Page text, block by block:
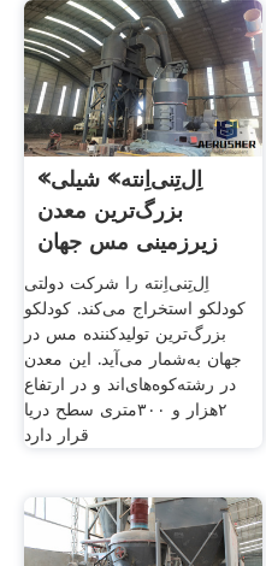
«اِل‌تِنی‌اِنته» شیلی
بزرگ‌ترین معدن
زیرزمینی مس جهان
می
اِل‌تِنی‌اِنته را شرکت دولتی
کودلکو استخراج می‌کند. کودلکو
بزرگ‌ترین تولیدکننده مس در
جهان به‌شمار می‌آید. این معدن
در رشته‌کوه‌های‌اند و در ارتفاع
۲هزار و ۳۰۰متری سطح دریا
قرار دارد